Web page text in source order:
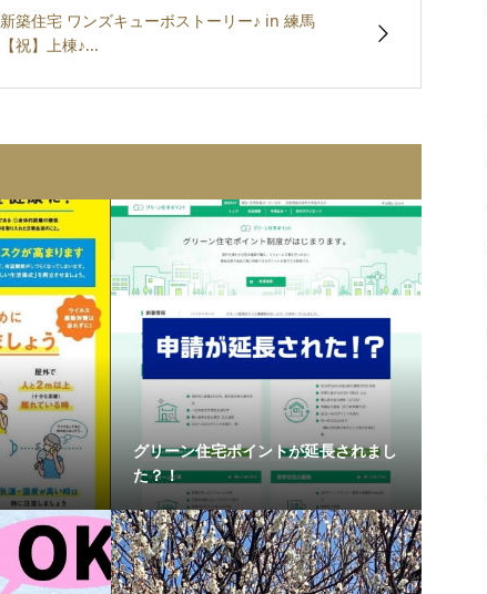
新築住宅 ワンズキューボストーリー♪ in 練馬
【祝】上棟♪...
グリーン住宅ポイントが延長されまし
た？！